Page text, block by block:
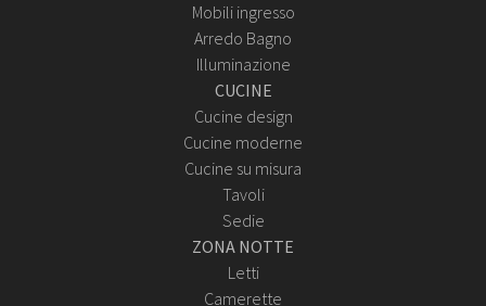
Mobili ingresso
Arredo Bagno
Illuminazione
CUCINE
Cucine design
Cucine moderne
Cucine su misura
Tavoli
Sedie
ZONA NOTTE
Letti
Camerette